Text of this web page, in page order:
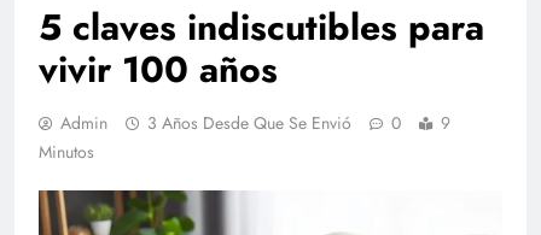
5 claves indiscutibles para
vivir 100 años
Admin 3 Años Desde Que Se Envió 0
9
Minutos